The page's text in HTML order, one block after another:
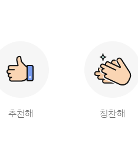
추천해 칭찬해